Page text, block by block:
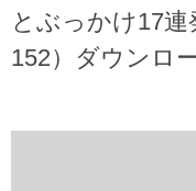
とぶっかけ17連
152）ダウンロ